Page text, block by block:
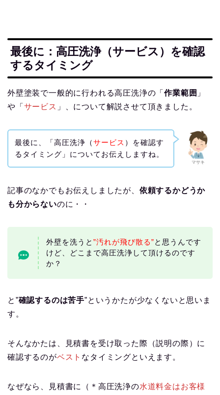
最後に：高圧洗浄（サービス）を確認
するタイミング
外壁塗装で一般的に行われる高圧洗浄の「作業範囲 」
や「 サービス 」、について解説させて頂きました。
マサキ
最後に、「高圧洗浄（サービス ）を確認す
るタイミング」についてお伝えしますね。
記事のなかでもお伝えしましたが、 依頼するかどうか
も分からないのに・・
外壁を洗うと ”汚れが飛び散る”と思うんです
けど、どこまで高圧洗浄して頂けるのです
か？
と”確認するのは苦手”というかたが少なくないと思いま
す。
そんなかたは、見積書を受け取った際（説明の際）に
確認するのがベスト なタイミングといえます。
なぜなら、見積書に（＊高圧洗浄の水道料金はお客様